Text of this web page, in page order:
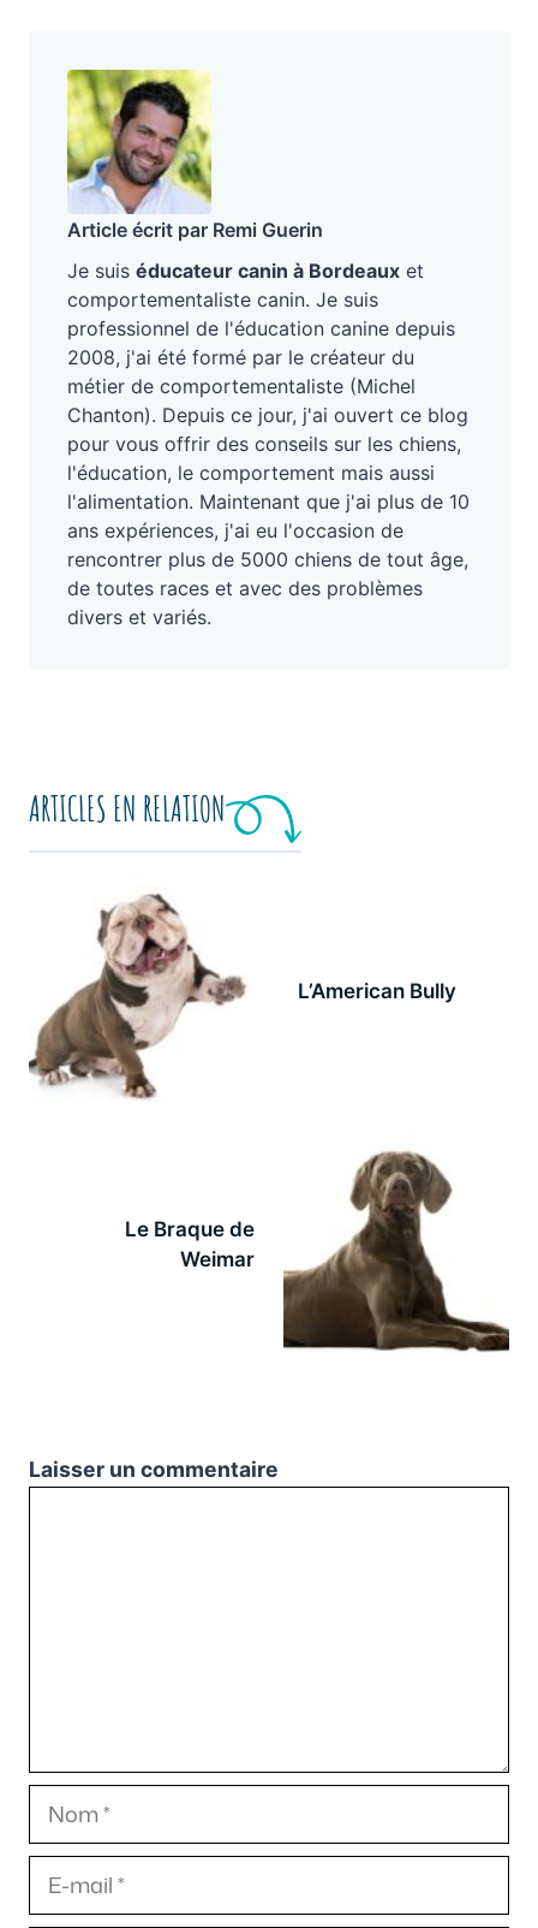
Article écrit par Remi Guerin
Je suis éducateur canin à Bordeaux et
comportementaliste canin. Je suis
professionnel de l'éducation canine depuis
2008, j'ai été formé par le créateur du
métier de comportementaliste (Michel
Chanton). Depuis ce jour, j'ai ouvert ce blog
pour vous offrir des conseils sur les chiens,
l'éducation, le comportement mais aussi
l'alimentation. Maintenant que j'ai plus de 10
ans expériences, j'ai eu l'occasion de
rencontrer plus de 5000 chiens de tout âge,
de toutes races et avec des problèmes
divers et variés.
ARTICLES EN RELATION
L’American Bully
Le Braque de
Weimar
Laisser un commentaire
Nom
E-
mail